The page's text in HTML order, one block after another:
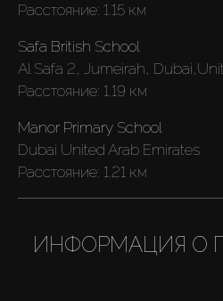
Расстояние: 1.15 км
Safa British School
Al Safa 2, Jumeirah,
Расстояние: 1.19 км
Manor Primary School
Dubai United Arab Emirates
Расстояние: 1.21 км
ИНФОРМАЦИЯ О